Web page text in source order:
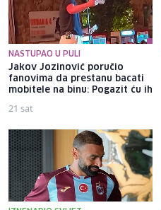
NASTUPAO U PULI
Jakov Jozinović poručio
fanovima da prestanu bacati
mobitele na binu: Pogazit ću ih
21 sat